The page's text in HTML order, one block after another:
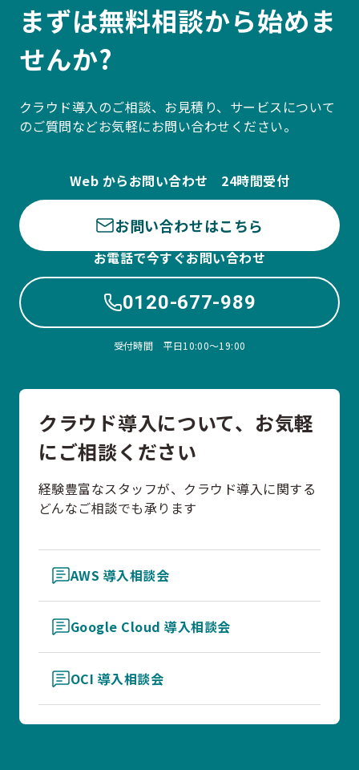
まずは無料相談から始めま
せんか?
クラウド導入のご相談、お見積り、サービスについて
のご質問などお気軽にお問い合わせください。
Web からお問い合わせ 24時間受付
お問い合わせはこちら
お電話で今すぐお問い合わせ
0120-677-989
受付時間 平日10:00〜19:00
クラウド導入について、お気軽
にご相談ください
経験豊富なスタッフが、クラウド導入に関する
どんなご相談でも承ります
AWS 導入相談会
Google Cloud 導入相談会
OCI 導入相談会